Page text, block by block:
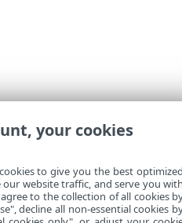
your cookies
to give you the best
our website traffic, and serve you
to the collection of all cookies
decline all non-essential cookies